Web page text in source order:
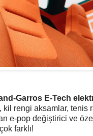
Garros E-Tech
kil rengi aksamlar, tenis
e-pop değiştirici ve
farklı!